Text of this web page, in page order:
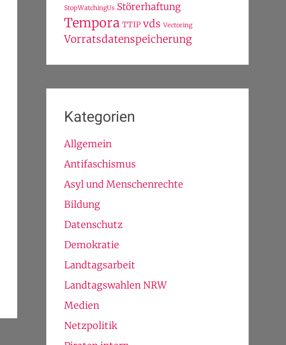
StopWatchingUs Störerhaftung
Tempora TTIP vds Vectoring
Vorratsdatenspeicherung
Kategorien
Allgemein
Antifaschismus
Asyl und Menschenrechte
Bildung
Datenschutz
Demokratie
Landtagsarbeit
Landtagswahlen NRW
Medien
Netzpolitik